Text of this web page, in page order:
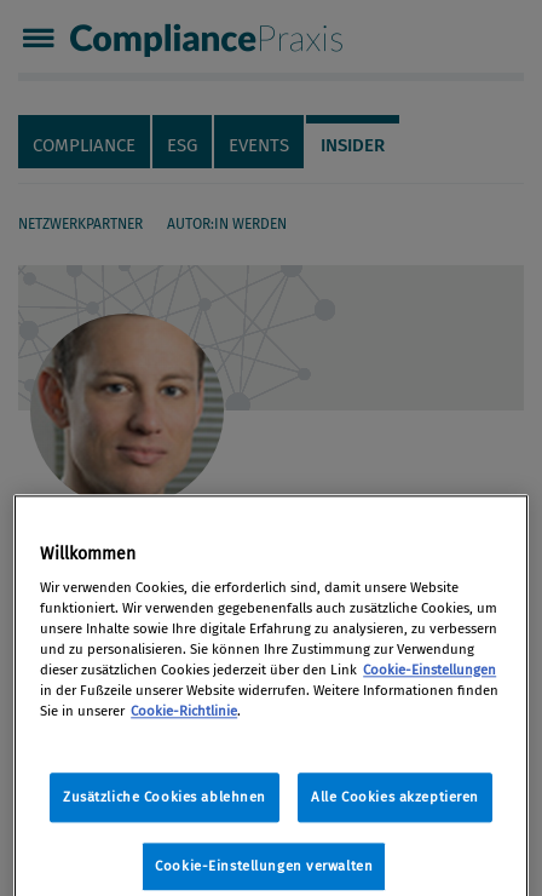
Compliance Praxis
Servicenavigation
Navigation
COMPLIANCE ESG EVENTS INSIDER
NETZWERKPARTNER AUTOR:IN WERDEN
Mag. Anian Gruber BSc
Artikel auf Xing teilen
Artikel auf linkedIn teilen
Artikel auf Facebook teilen
Artikellink kopieren
Artikel per Mail teilen
Vita
Mag. Anian Gruber, BSc ist
Rechtsanwaltsanwärter bei Binder Grösswang
Rechtsanwälte GmbH Wien-Innsbruck. Er ist auf
Fragen des öffentlichen Wirtschafts- und
Willkommen
Wir verwenden Cookies, die erforderlich sind, damit unsere Website
funktioniert. Wir verwenden gegebenenfalls auch zusätzliche Cookies, um
unsere Inhalte sowie Ihre digitale Erfahrung zu analysieren, zu verbessern
und zu personalisieren. Sie können Ihre Zustimmung zur Verwendung
dieser zusätzlichen Cookies jederzeit über den Link Cookie-Einstellungen
in der Fußzeile unserer Website widerrufen. Weitere Informationen finden
Sie in unserer Cookie-Richtlinie.
Zusätzliche Cookies ablehnen Alle Cookies akzeptieren
Cookie-Einstellungen verwalten